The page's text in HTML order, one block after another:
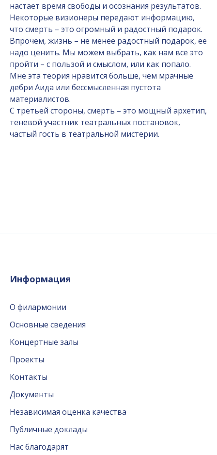
настает время свободы и осознания результатов.
Некоторые визионеры передают информацию,
что смерть – это огромный и радостный подарок.
Впрочем, жизнь – не менее радостный подарок, ее
надо ценить. Мы можем выбрать, как нам все это
пройти – с пользой и смыслом, или как попало.
Мне эта теория нравится больше, чем мрачные
дебри Аида или бессмысленная пустота
материалистов.
С третьей стороны, смерть – это мощный архетип,
теневой участник театральных постановок,
частый гость в театральной мистерии.
Информация
О филармонии
Основные сведения
Концертные залы
Проекты
Контакты
Документы
Независимая оценка качества
Публичные доклады
Нас благодарят